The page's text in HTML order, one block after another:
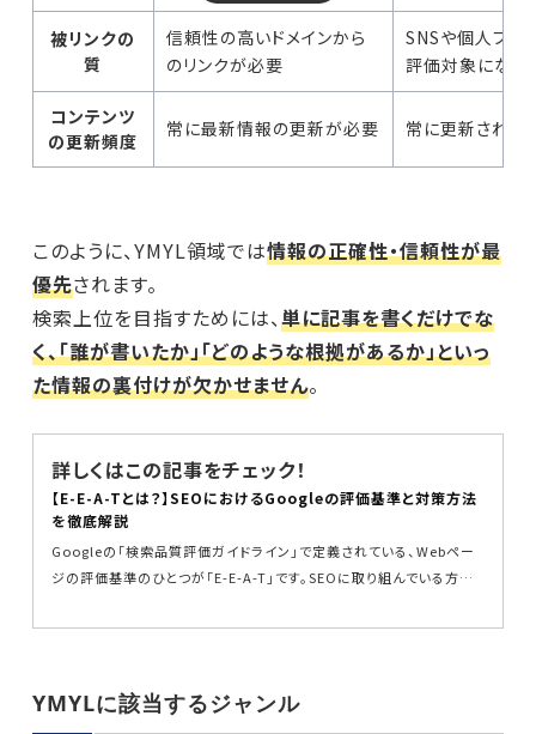
被リンクの
質
信頼性の高いドメインから
のリンクが必要
SNSや個人ブロ
評価対象になる
コンテンツ
の更新頻度
常に最新情報の更新が必要 常に更新されて
このように、YMYL領域では情報の正確性・信頼性が最
優先されます。
検索上位を目指すためには、単に記事を書くだけでな
く、「誰が書いたか」「どのような根拠があるか」といっ
た情報の裏付けが欠かせません。
詳しくはこの記事をチェック！
【E-E-A-Tとは？】SEOにおけるGoogleの評価基準と対策方法
を徹底解説
Googleの「検索品質評価ガイドライン」で定義されている、Webペー
ジの評価基準のひとつが「E-E-A-T」です。SEOに取り組んでいる方で
YMYLに該当するジャンル